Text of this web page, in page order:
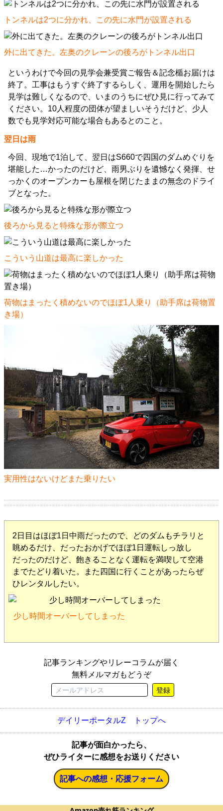
トンネルは2つに分かれ、この先に水門が設置される
外に出てきた。左奥のクレーンの後ろがトンネル出口
というわけで今回の見学会兼受賞ご報告＆記念楯お届けは
終了。工事はもうすぐ終了するらしく、運用を開始したら
見学は難しくなるので、いまのうちにぜひ見に行ってみて
ください。10人程度の団体が望ましいそうだけど、少人
数でも見学対応可能な場合もあるとのこと。
翌日は雨
今回、現地で1泊して、翌日はS660で四国のダムめぐりを
堪能した…かったのだけど、雨男ぶりを遺憾なく発揮、せ
っかくのオープンカーも屋根を閉じたままの無念のドライ
ブとなった。
後ろから見ると特殊な形が際立つ
こういう山道は最高に楽しかった
荷物はまったく積めないのでほぼ1人乗り（助手席は荷物置
き場）
実用性はないけどまた乗りたい
2日目はほぼ1日中雨だったので、どのダムもチラリと
眺めるだけ、だったおかげでほぼ1日運転しっ放し
だったのだけど、飽きることなく運転を満喫して空港
までたどり着いた。また四国に行くことがあったらぜ
ひレンタルしたい。
少し時間オーバーしてしまった
記事ランキングやリレーコラムが届く
無料メルマガもどうぞ
登録
デイリーポータルZ トップへ
記事が面白かったら、
ぜひライターに感想をお送りください
記事への感想・応援フォーム